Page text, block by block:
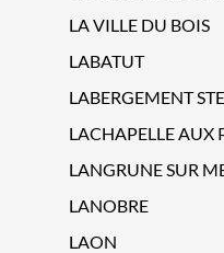
LA VILLE DU BOIS
LABATUT
LABERGEMENT
LACHAPELLE AUX
LANGRUNE SUR
LANOBRE
LAON